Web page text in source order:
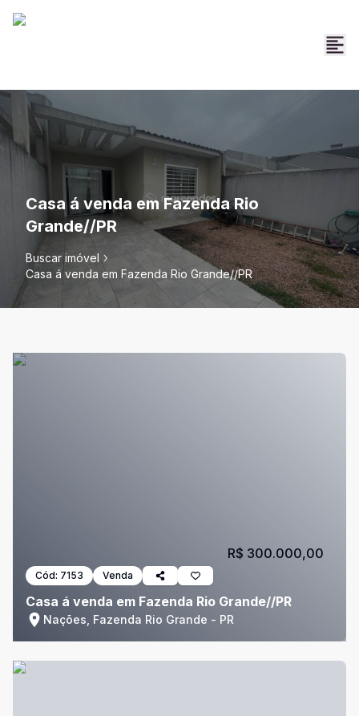
Casa á venda em Fazenda Rio
Grande//PR
Buscar imóvel
Casa á venda em Fazenda Rio Grande//PR
Cód: 7153 Venda
Casa á venda em Fazenda Rio Grande//PR
Nações, Fazenda Rio Grande - PR
R$ 300.000,00